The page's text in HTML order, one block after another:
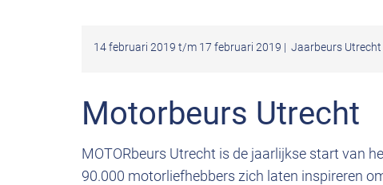
14 februari 2019 t/m 17 februari 2019 | Jaarbeurs Utrecht
Motorbeurs Utrecht
MOTORbeurs Utrecht is de jaarlijkse start van
90.000 motorliefhebbers zich laten inspireren